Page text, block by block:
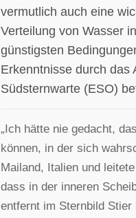
vermutlich auch eine
Verteilung von Wasser
günstigsten
Erkenntnisse durch das
Südsternwarte (ESO)
„Ich hätte nie gedacht,
können, in der sich
Mailand, Italien und
dass in der inneren
entfernt im Sternbild